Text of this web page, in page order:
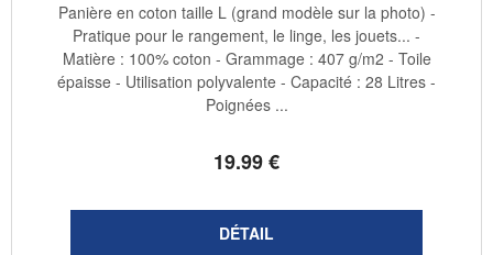
19.99€
Panière en coton taille L (grand modèle sur la photo) -
Pratique pour le rangement, le linge, les jouets... -
Matière : 100% coton - Grammage : 407 g/m2 - Toile
épaisse - Utilisation polyvalente - Capacité : 28 Litres -
Poignées ...